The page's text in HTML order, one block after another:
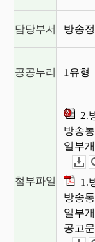
담당부서 방송
공공누리 1유형
첨부파일
2.
방송
일부
1.
방송
일부
공고